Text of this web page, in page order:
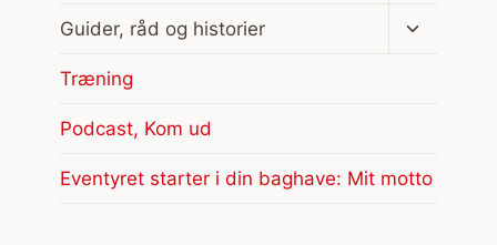
Guider, råd og historier
Skift
Træning
Podcast, Kom ud
Eventyret starter i din baghave: Mit motto